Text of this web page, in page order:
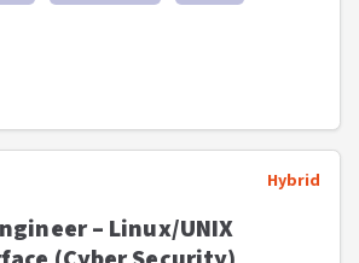
Hybrid
– Linux/UNIX